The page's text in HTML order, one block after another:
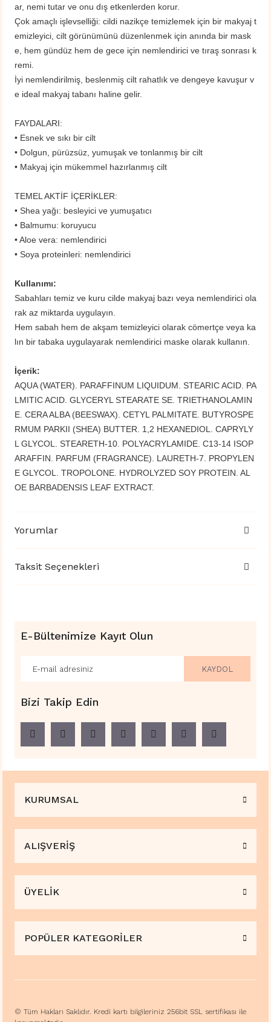
ar, nemi tutar ve onu dış etkenlerden korur.
Çok amaçlı işlevselliği: cildi nazikçe temizlemek için bir makyaj t
emizleyici, cilt görünümünü düzenlenmek için anında bir mask
e, hem gündüz hem de gece için nemlendirici ve tıraş sonrası k
remi.
İyi nemlendirilmiş, beslenmiş cilt rahatlık ve dengeye kavuşur v
e ideal makyaj tabanı haline gelir.
FAYDALARI:
• Esnek ve sıkı bir cilt
• Dolgun, pürüzsüz, yumuşak ve tonlanmış bir cilt
• Makyaj için mükemmel hazırlanmış cilt
TEMEL AKTİF İÇERİKLER:
• Shea yağı: besleyici ve yumuşatıcı
• Balmumu: koruyucu
• Aloe vera: nemlendirici
• Soya proteinleri: nemlendirici
Kullanımı:
Sabahları temiz ve kuru cilde makyaj bazı veya nemlendirici ola
rak az miktarda uygulayın.
​Hem sabah hem de akşam temizleyici olarak cömertçe veya ka
lın bir tabaka uygulayarak nemlendirici maske olarak kullanın.
İçerik:
AQUA (WATER). PARAFFINUM LIQUIDUM. STEARIC ACID. PA
LMITIC ACID. GLYCERYL STEARATE SE. TRIETHANOLAMIN
E. CERA ALBA (BEESWAX). CETYL PALMITATE. BUTYROSPE
RMUM PARKII (SHEA) BUTTER. 1,2 HEXANEDIOL. CAPRYLY
L GLYCOL. STEARETH-10. POLYACRYLAMIDE. C13-14 ISOP
ARAFFIN. PARFUM (FRAGRANCE). LAURETH-7. PROPYLEN
E GLYCOL. TROPOLONE. HYDROLYZED SOY PROTEIN. AL
OE BARBADENSIS LEAF EXTRACT.
Yorumlar
Taksit Seçenekleri
E-Bültenimize Kayıt Olun
KAYDOL
Bizi Takip Edin
KURUMSAL
ALIŞVERİŞ
ÜYELİK
POPÜLER KATEGORİLER
© Tüm Hakları Saklıdır. Kredi kartı bilgileriniz 256bit SSL sertifikası ile